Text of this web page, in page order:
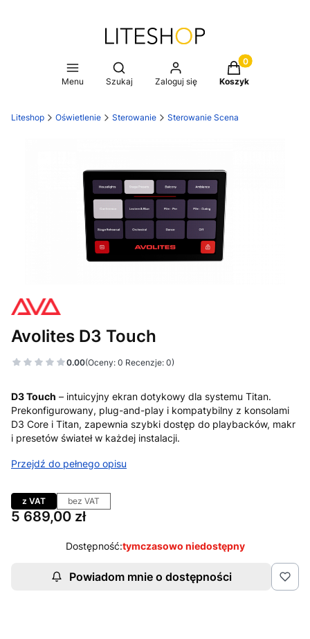
Menu
Otwórz wyszukiwarkę
Szukaj Zaloguj się
Produkty w
Koszyk
Liteshop Oświetlenie Sterowanie Sterowanie Scena
Avolites D3 Touch
0.00(Oceny: 0 Recenzje: 0)
D3 Touch – intuicyjny ekran dotykowy dla systemu Titan.
Prekonfigurowany, plug-and-play i kompatybilny z konsolami
D3 Core i Titan, zapewnia szybki dostęp do playbacków, makr
i presetów świateł w każdej instalacji.
Przejdź do pełnego opisu
z VAT bez VAT
Cena
5 689,00 zł
Dostępność:tymczasowo niedostępny
Powiadom mnie o dostępności